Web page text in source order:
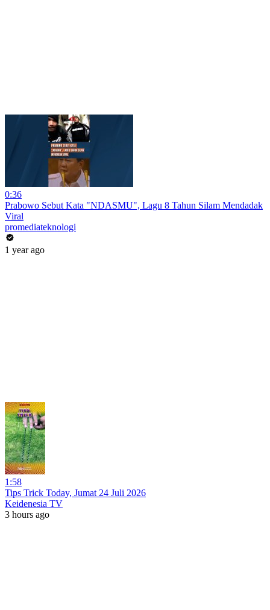
0:36
Prabowo Sebut Kata "NDASMU", Lagu 8 Tahun Silam Mendadak
Viral
promediateknologi
1 year ago
1:58
Tips Trick Today, Jumat 24 Juli 2026
Keidenesia TV
3 hours ago